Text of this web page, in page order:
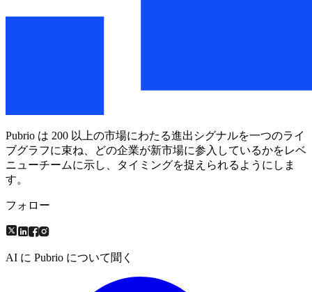
Pubrio は 200 以上の市場にわたる進出シグナルを一つのライ
ブグラフに束ね、どの企業が新市場に参入しているかをレベ
ニューチームに示し、タイミングを捉えられるようにしま
す。
フォロー
AI に Pubrio について聞く